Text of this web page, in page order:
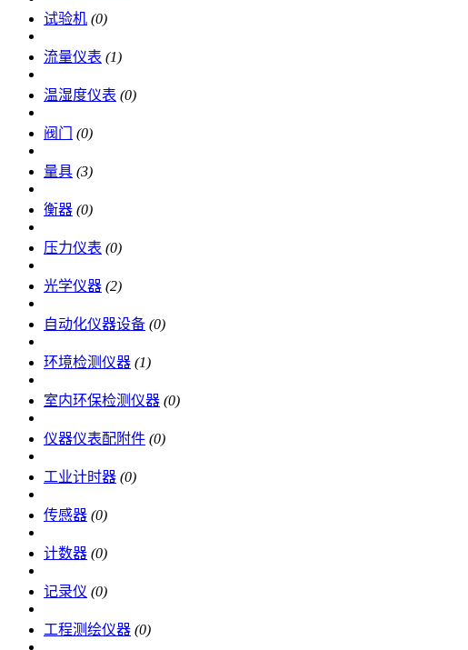
试验机 (0)
流量仪表 (1)
温湿度仪表 (0)
阀门 (0)
量具 (3)
衡器 (0)
压力仪表 (0)
光学仪器 (2)
自动化仪器设备 (0)
环境检测仪器 (1)
室内环保检测仪器 (0)
仪器仪表配附件 (0)
工业计时器 (0)
传感器 (0)
计数器 (0)
记录仪 (0)
工程测绘仪器 (0)